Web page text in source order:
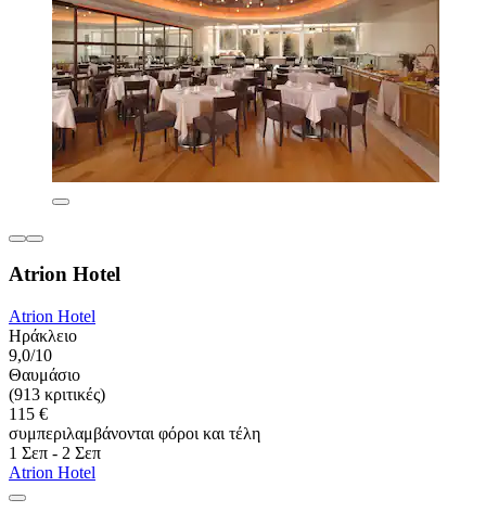
Atrion Hotel
Atrion Hotel
Ηράκλειο
9,0/10
Θαυμάσιο
(913 κριτικές)
115 €
συμπεριλαμβάνονται φόροι και τέλη
1 Σεπ - 2 Σεπ
Atrion Hotel